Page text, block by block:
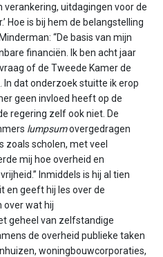
verankering, uitdagingen voor de
Hoe is bij hem de belangstelling
“De basis van mijn
financiën. Ik ben acht jaar
of de Tweede Kamer de
dat onderzoek stuitte ik erop
geen invloed heeft op de
regering zelf ook niet. De
lumpsumovergedragen
scholen, met veel
mij hoe overheid en
Inmiddels is hij al tien
en geeft hij les over de
over wat hij
geheel van zelfstandige
de overheid publieke taken
woningbouwcorporaties,